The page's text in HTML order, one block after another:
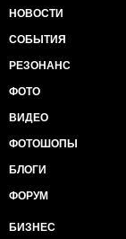
НОВОСТИ
СОБЫТИЯ
РЕЗОНАНС
ФОТО
ВИДЕО
ФОТОШОПЫ
БЛОГИ
ФОРУМ
БИЗНЕС